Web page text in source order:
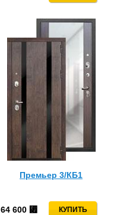
Премьер 3/КБ1
64 600 ⃏